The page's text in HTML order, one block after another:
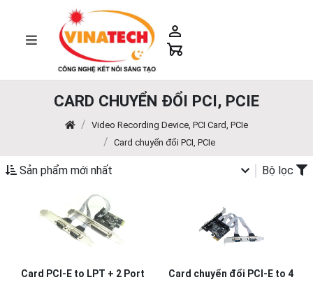
CARD CHUYỂN ĐỔI PCI, PCIE
Video Recording Device, PCI Card, PCIe
Card chuyển đổi PCI, PCIe
Sản phẩm mới nhất Bộ lọc
Card PCI-E to LPT + 2 Port
Card chuyển đổi PCI-E to 4